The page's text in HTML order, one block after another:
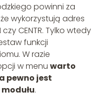
powinni za
wykorzystują adres
CENTR. Tylko wtedy
funkcji
W razie
w menu warto
pewno jest
.